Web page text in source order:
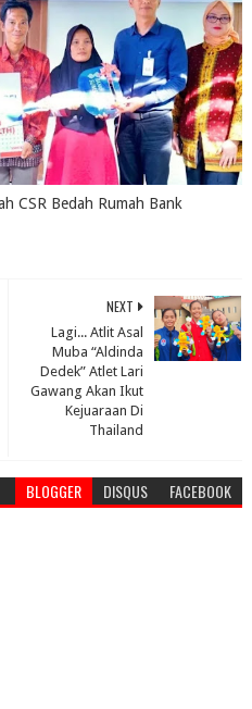
CSR Bedah Rumah Bank
NEXT
Lagi... Atlit Asal
Muba “Aldinda
Dedek” Atlet Lari
Gawang Akan Ikut
Kejuaraan Di
Thailand
BLOGGER DISQUS FACEBOOK